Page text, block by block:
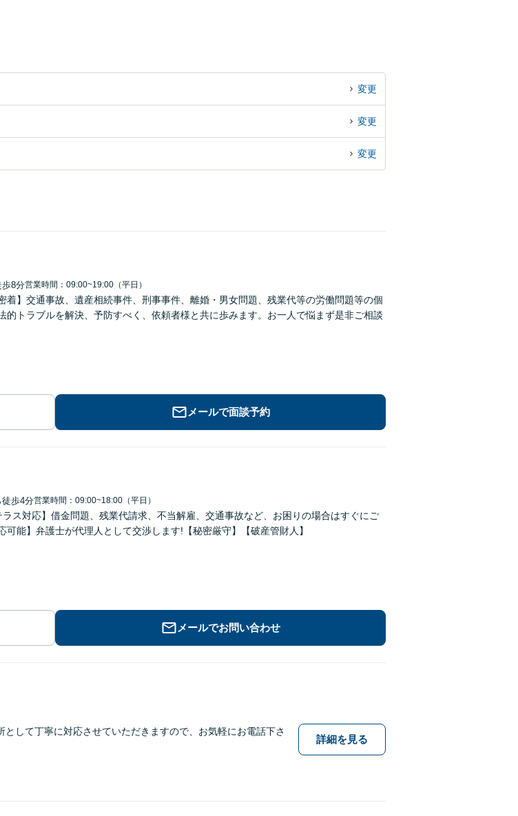
変更
変更
変更
歩8分営業時間：09:00~19:00（平日）
着】交通事故、遺産相続事件、刑事事件、離婚・男女問題、残業代等の労働問題等の個
的トラブルを解決、予防すべく、依頼者様と共に歩みます。お一人で悩まず是非ご相談
メールで面談予約
徒歩4分営業時間：09:00~18:00（平日）
ラス対応】借金問題、残業代請求、不当解雇、交通事故など、お困りの場合はすぐにご
可能】弁護士が代理人として交渉します!【秘密厳守】【破産管財人】
メールでお問い合わせ
として丁寧に対応させていただきますので、お気軽にお電話下さ
詳細を見る